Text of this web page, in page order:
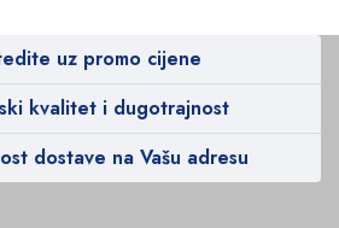
uz promo cijene
kvalitet i dugotrajnost
dostave na Vašu adresu